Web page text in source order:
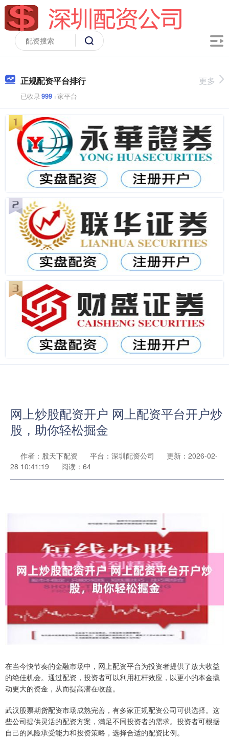
正规配资平台排行
已收录999+家平台
更多
网上炒股配资开户 网上配资平台开户炒
股，助你轻松掘金
作者：股天下配资 平台：深圳配资公司
更新：2026-02-
28 10:41:19
阅读：64
在当今快节奏的金融市场中，网上配资平台为投资者提供了放大收益
的绝佳机会。通过配资，投资者可以利用杠杆效应，以更小的本金撬
动更大的资金，从而提高潜在收益。
武汉股票期货配资市场成熟完善，有多家正规配资公司可供选择。这
些公司提供灵活的配资方案，满足不同投资者的需求。投资者可根据
自己的风险承受能力和投资策略，选择合适的配资比例。